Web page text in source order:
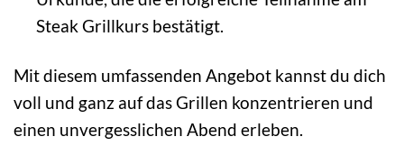
Steak Grillkurs bestätigt.
Mit diesem umfassenden Angebot kannst du dich
voll und ganz auf das Grillen konzentrieren und
einen unvergesslichen Abend erleben.